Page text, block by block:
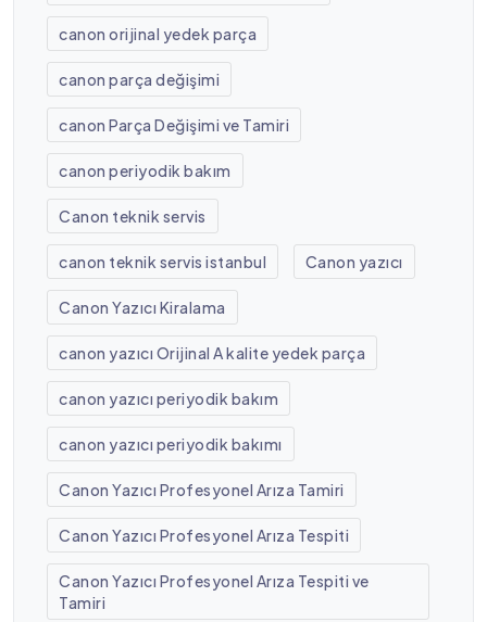
canon orijinal yedek parça
canon parça değişimi
canon Parça Değişimi ve Tamiri
canon periyodik bakım
Canon teknik servis
canon teknik servis istanbul Canon yazıcı
Canon Yazıcı Kiralama
canon yazıcı Orijinal A kalite yedek parça
canon yazıcı periyodik bakım
canon yazıcı periyodik bakımı
Canon Yazıcı Profesyonel Arıza Tamiri
Canon Yazıcı Profesyonel Arıza Tespiti
Canon Yazıcı Profesyonel Arıza Tespiti ve
Tamiri